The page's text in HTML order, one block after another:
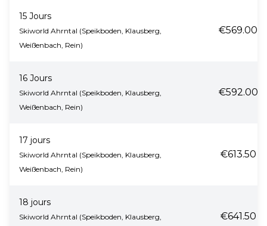
15 Jours
Skiworld Ahrntal (Speikboden, Klausberg,
Weißenbach, Rein)
€569.00
16 Jours
Skiworld Ahrntal (Speikboden, Klausberg,
Weißenbach, Rein)
€592.00
17 jours
Skiworld Ahrntal (Speikboden, Klausberg,
Weißenbach, Rein)
€613.50
18 jours
Skiworld Ahrntal (Speikboden, Klausberg,
€641.50